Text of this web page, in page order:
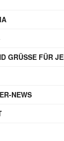
GRÜSSE FÜR
NEWS